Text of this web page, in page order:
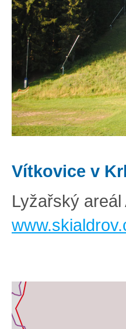
Vítkovice v
Lyžařský